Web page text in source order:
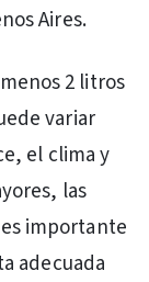
Aires.
2 litros
variar
el clima y
las
importante
adecuada